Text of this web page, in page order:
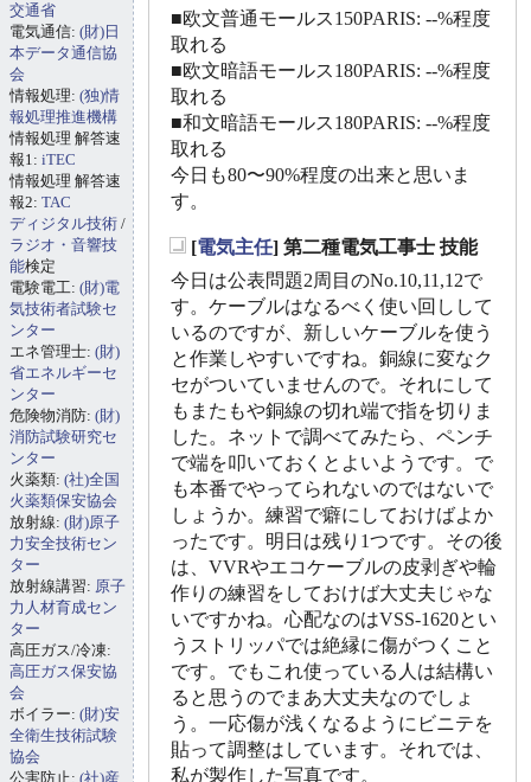
■欧文普通モールス150PARIS: --%程度
取れる
■欧文暗語モールス180PARIS: --%程度
取れる
■和文暗語モールス180PARIS: --%程度
取れる
今日も80〜90%程度の出来と思いま
す。
[電気主任] 第二種電気工事士 技能
今日は公表問題2周目のNo.10,11,12で
す。ケーブルはなるべく使い回しして
いるのですが、新しいケーブルを使う
と作業しやすいですね。銅線に変なク
セがついていませんので。それにして
もまたもや銅線の切れ端で指を切りま
した。ネットで調べてみたら、ペンチ
で端を叩いておくとよいようです。で
も本番でやってられないのではないで
しょうか。練習で癖にしておけばよか
ったです。明日は残り1つです。その後
は、VVRやエコケーブルの皮剥ぎや輪
作りの練習をしておけば大丈夫じゃな
いですかね。心配なのはVSS-1620とい
うストリッパでは絶縁に傷がつくこと
です。でもこれ使っている人は結構い
ると思うのでまあ大丈夫なのでしょ
う。一応傷が浅くなるようにビニテを
貼って調整はしています。それでは、
私が製作した写真です。
交通省
電気通信: (財)日
本データ通信協
会
情報処理: (独)情
報処理推進機構
情報処理 解答速
報1: iTEC
情報処理 解答速
報2: TAC
ディジタル技術 /
ラジオ・音響技
能検定
電験電工: (財)電
気技術者試験セ
ンター
エネ管理士: (財)
省エネルギーセ
ンター
危険物消防: (財)
消防試験研究セ
ンター
火薬類: (社)全国
火薬類保安協会
放射線: (財)原子
力安全技術セン
ター
放射線講習: 原子
力人材育成セン
ター
高圧ガス/冷凍:
高圧ガス保安協
会
ボイラー: (財)安
全衛生技術試験
協会
公害防止: (社)産